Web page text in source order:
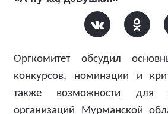
Оргкомитет обсудил
конкурсов, номинации и
также возможности для
организаций Мурманской